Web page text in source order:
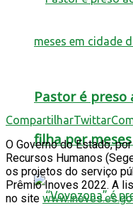
Pastor é
filha por
CompartilharTwittar
O Governo do Estado,
Recursos Humanos
os projetos do serviço
Prêmio Inoves 2022. A
no site